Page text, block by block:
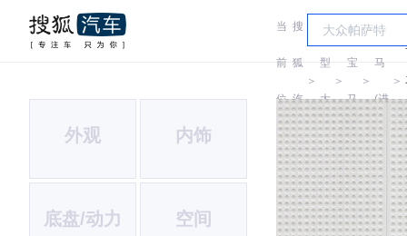
当
前
位
置:
搜
狐
汽
车
＞
车
型
大
全
＞
宝
马
＞
宝
马
(进
口)
＞
外观 内饰
底盘/动力 空间